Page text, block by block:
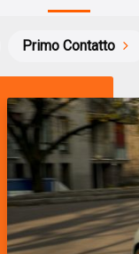
Primo Contatto